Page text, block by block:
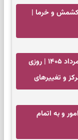
کشمش و خرما |
فال سرنوشت امروز یکشنبه ۱۸ مرداد ۱۴۰۵ | روزی
و تغییرهای
و به اتمام